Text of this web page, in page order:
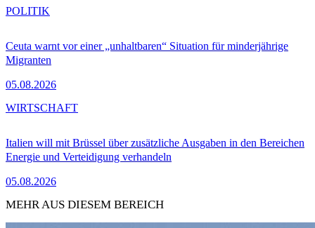
Ceuta warnt vor einer „unhaltbaren“ Situation für minderjährige
Migranten
05.08.2026
POLITIK
Italien will mit Brüssel über zusätzliche Ausgaben in den Bereichen
Energie und Verteidigung verhandeln
05.08.2026
WIRTSCHAFT
MEHR AUS DIESEM BEREICH